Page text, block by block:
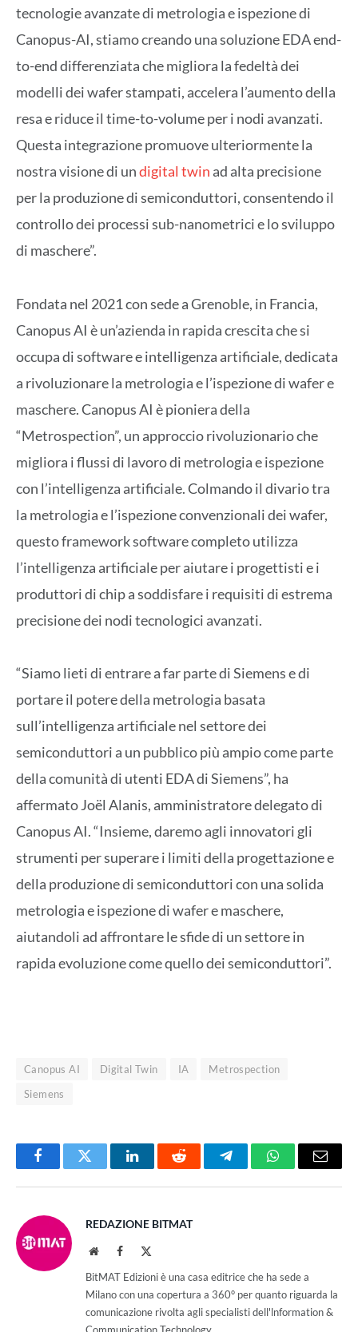
tecnologie avanzate di metrologia e ispezione di
Canopus-AI, stiamo creando una soluzione EDA end-
to-end differenziata che migliora la fedeltà dei
modelli dei wafer stampati, accelera l’aumento della
resa e riduce il time-to-volume per i nodi avanzati.
Questa integrazione promuove ulteriormente la
nostra visione di undigital twin ad alta precisione
per la produzione di semiconduttori, consentendo il
controllo dei processi sub-nanometrici e lo sviluppo
di maschere”.
Fondata nel 2021 con sede a Grenoble, in Francia,
Canopus AI è un’azienda in rapida crescita che si
occupa di software e intelligenza artificiale, dedicata
a rivoluzionare la metrologia e l’ispezione di wafer e
maschere. Canopus AI è pioniera della
“Metrospection”, un approccio rivoluzionario che
migliora i flussi di lavoro di metrologia e ispezione
con l’intelligenza artificiale. Colmando il divario tra
la metrologia e l’ispezione convenzionali dei wafer,
questo framework software completo utilizza
l’intelligenza artificiale per aiutare i progettisti e i
produttori di chip a soddisfare i requisiti di estrema
precisione dei nodi tecnologici avanzati.
“Siamo lieti di entrare a far parte di Siemens e di
portare il potere della metrologia basata
sull’intelligenza artificiale nel settore dei
semiconduttori a un pubblico più ampio come parte
della comunità di utenti EDA di Siemens”, ha
affermato Joël Alanis, amministratore delegato di
Canopus AI. “Insieme, daremo agli innovatori gli
strumenti per superare i limiti della progettazione e
della produzione di semiconduttori con una solida
metrologia e ispezione di wafer e maschere,
aiutandoli ad affrontare le sfide di un settore in
rapida evoluzione come quello dei semiconduttori”.
Canopus AI Digital Twin IA
Metrospection
Siemens
FacebookTwitter LinkedInReddit TelegramWhatsAppEmail
REDAZIONE BITMAT
WebsiteFacebook
BitMAT Edizioni è una casa editrice che ha sede a
Milano con una copertura a 360° per quanto riguarda la
comunicazione rivolta agli specialisti dell'lnformation &
Communication Technology.